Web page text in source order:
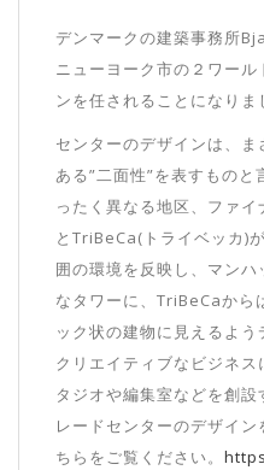
デンマークの建築事務所
ニューヨーク市の２ワー
ンを任されることになりま
センターのデザインは、
ある”二面性”を表すものと
ったく異なる地区、ファ
とTriBeCa(トライベッカ)
囲の環境を反映し、マン
なタワーに、TriBeCaから
ック状の建物に見えるよ
クリエイティブなビジネ
タジオや編集室などを創設
レードセンターのデザイン
ちらをご覧ください。